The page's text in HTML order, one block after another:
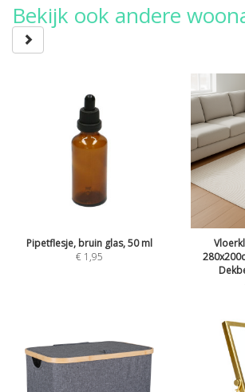
Bekijk ook andere
Pipetflesje, bruin glas, 50 ml
€ 1,95